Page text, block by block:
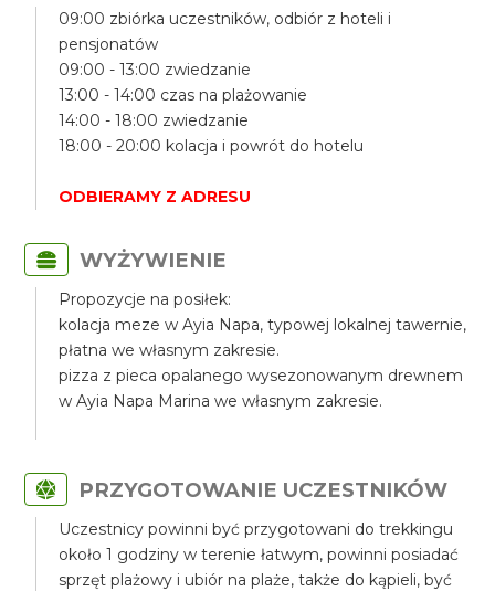
09:00 zbiórka uczestników, odbiór z hoteli i
pensjonatów
09:00 - 13:00 zwiedzanie
13:00 - 14:00 czas na plażowanie
14:00 - 18:00 zwiedzanie
18:00 - 20:00 kolacja i powrót do hotelu
ODBIERAMY Z ADRESU
WYŻYWIENIE
Propozycje na posiłek:
kolacja meze w Ayia Napa, typowej lokalnej tawernie,
płatna we własnym zakresie.
pizza z pieca opalanego wysezonowanym drewnem
w Ayia Napa Marina we własnym zakresie.
PRZYGOTOWANIE UCZESTNIKÓW
Uczestnicy powinni być przygotowani do trekkingu
około 1 godziny w terenie łatwym, powinni posiadać
sprzęt plażowy i ubiór na plaże, także do kąpieli, być